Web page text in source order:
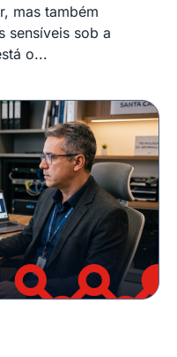
mas também
sensíveis sob a
o...